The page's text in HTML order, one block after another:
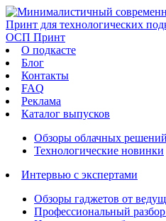
ОСП Принт
О подкасте
Блог
Контакты
FAQ
Реклама
Каталог выпусков
Обзоры облачных решений
Технологические новинки
Интервью с экспертами
Обзоры гаджетов от
Профессиональный